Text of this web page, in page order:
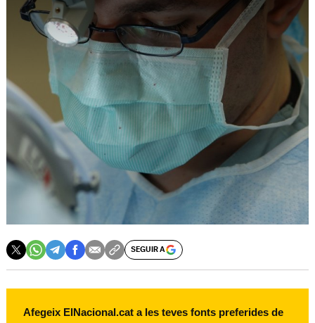
SEGUIR A
Afegeix ElNacional.cat a les teves fonts preferides de